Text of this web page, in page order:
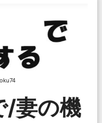
/妻の機